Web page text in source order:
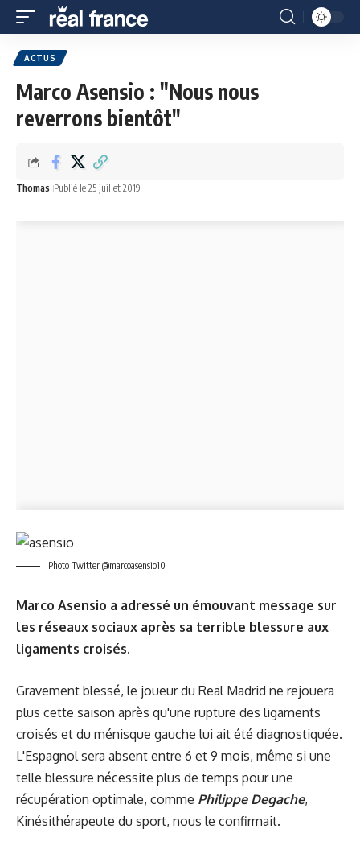
ACTUS
Marco Asensio : "Nous nous
reverrons bientôt"
Thomas Publié le 25 juillet 2019
Photo Twitter @marcoasensio10
Marco Asensio a adressé un émouvant message sur
les réseaux sociaux après sa terrible blessure aux
ligaments croisés.
Gravement blessé, le joueur du Real Madrid ne rejouera
plus cette saison après qu'une rupture des ligaments
croisés et du ménisque gauche lui ait été diagnostiquée.
L'Espagnol sera absent entre 6 et 9 mois, même si une
telle blessure nécessite plus de temps pour une
récupération optimale, comme Philippe Degache,
Kinésithérapeute du sport, nous le confirmait.